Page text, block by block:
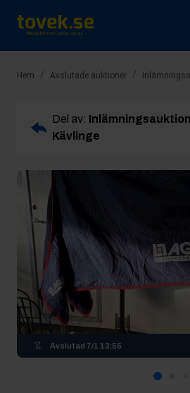
Hem / Avslutade auktioner /
Del av:
Kävlinge
Avslutad 7/1 13:55